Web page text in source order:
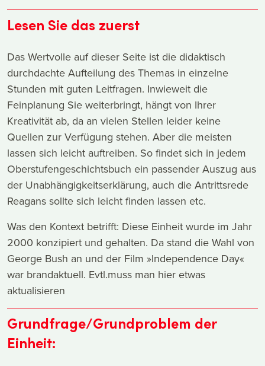
Lesen Sie das zuerst
Das Wertvolle auf dieser Seite ist die didaktisch
durchdachte Aufteilung des Themas in einzelne
Stunden mit guten Leitfragen. Inwieweit die
Feinplanung Sie weiterbringt, hängt von Ihrer
Kreativität ab, da an vielen Stellen leider keine
Quellen zur Verfügung stehen. Aber die meisten
lassen sich leicht auftreiben. So findet sich in jedem
Oberstufengeschichtsbuch ein passender Auszug aus
der Unabhängigkeitserklärung, auch die Antrittsrede
Reagans sollte sich leicht finden lassen etc.
Was den Kontext betrifft: Diese Einheit wurde im Jahr
2000 konzipiert und gehalten. Da stand die Wahl von
George Bush an und der Film »Independence Day«
war brandaktuell. Evtl.muss man hier etwas
aktualisieren
Grundfrage/Grundproblem der
Einheit: